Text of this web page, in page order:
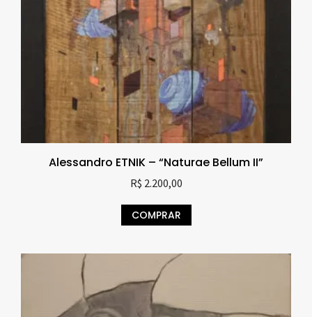
Alessandro ETNIK – “Naturae Bellum II”
R$ 2.200,00
COMPRAR